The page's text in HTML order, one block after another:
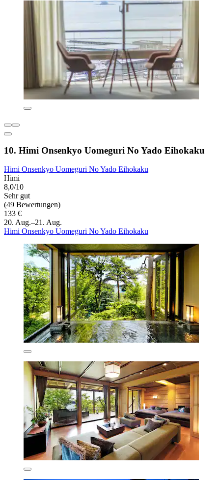
10. Himi Onsenkyo Uomeguri No Yado Eihokaku
Himi Onsenkyo Uomeguri No Yado Eihokaku
Himi
8,0/10
Sehr gut
(49 Bewertungen)
133 €
20. Aug.–21. Aug.
Himi Onsenkyo Uomeguri No Yado Eihokaku